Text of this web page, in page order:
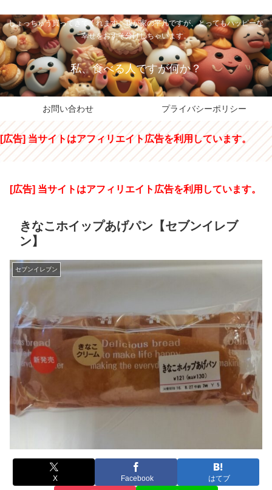
しょっちゅう買ってきてくれます。我が家の平凡ですが、とってもハッピーな
幸せをおすそ分けしちゃいます。
私、食べる人ですが何か？
お問い合わせ プライバシーポリシー
[広告] 当サイトはアフィリエイト広告を利用しています。
[広告] 当サイトはアフィリエイト広告を利用しています。
きなこホイップあげパン【セブンイレブ
ン】
セブンイレブン
X Facebook はてブ